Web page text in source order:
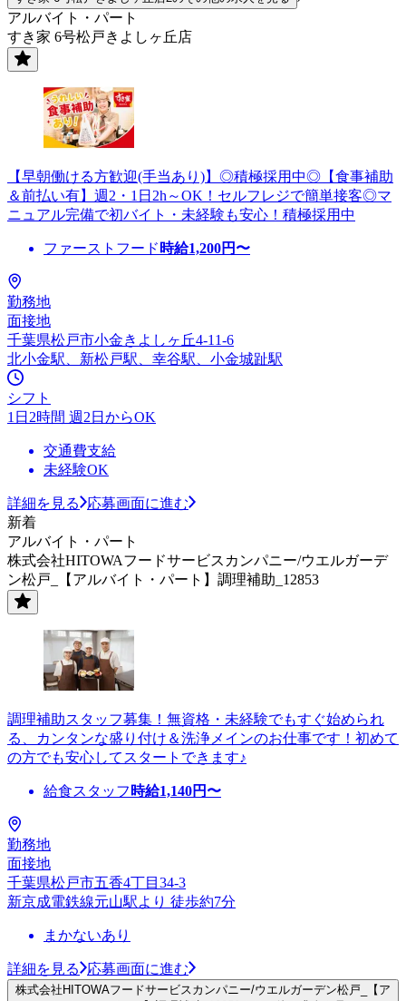
アルバイト・パート
すき家 6号松戸きよしヶ丘店
【早朝働ける方歓迎(手当あり)】◎積極採用中◎【食事補助
＆前払い有】週2・1日2h～OK！セルフレジで簡単接客◎マ
ニュアル完備で初バイト・未経験も安心！積極採用中
ファーストフード 時給1,200円〜
勤務地
面接地
千葉県松戸市小金きよしヶ丘4-11-6
北小金駅、新松戸駅、幸谷駅、小金城趾駅
シフト
1日2時間 週2日からOK
交通費支給
未経験OK
詳細を見る
応募画面に進む
新着
アルバイト・パート
株式会社HITOWAフードサービスカンパニー/ウエルガーデ
ン松戸_【アルバイト・パート】調理補助_12853
調理補助スタッフ募集！無資格・未経験でもすぐ始められ
る、カンタンな盛り付け＆洗浄メインのお仕事です！初めて
の方でも安心してスタートできます♪
給食スタッフ 時給1,140円〜
勤務地
面接地
千葉県松戸市五香4丁目34-3
新京成電鉄線元山駅より 徒歩約7分
まかないあり
詳細を見る 応募画面に進む
株式会社HITOWAフードサービスカンパニー/ウエルガーデン松戸_【ア